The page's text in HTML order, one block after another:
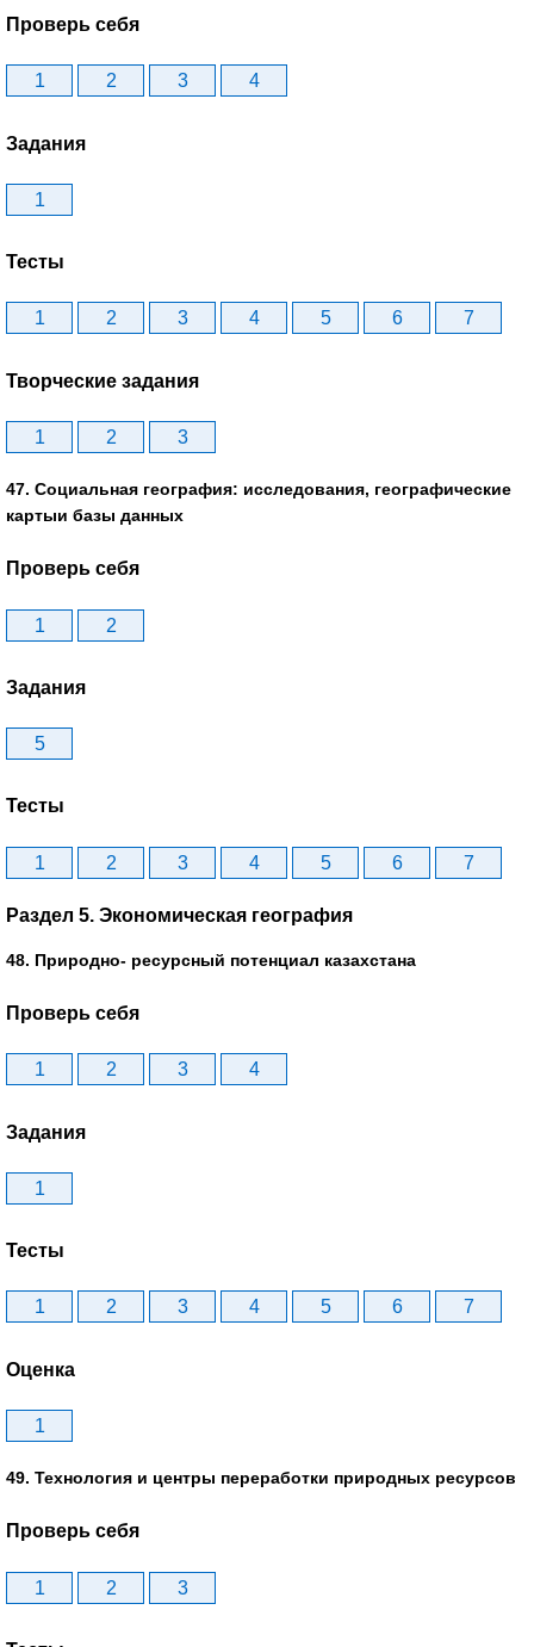
Проверь себя
1 2 3 4
Задания
1
Тесты
1 2 3 4 5 6 7
Творческие задания
1 2 3
47. Социальная география: исследования, географические
картыи базы данных
Проверь себя
1 2
Задания
5
Тесты
1 2 3 4 5 6 7
Раздел 5. Экономическая география
48. Природно- ресурсный потенциал казахстана
Проверь себя
1 2 3 4
Задания
1
Тесты
1 2 3 4 5 6 7
Оценка
1
49. Технология и центры переработки природных ресурсов
Проверь себя
1 2 3